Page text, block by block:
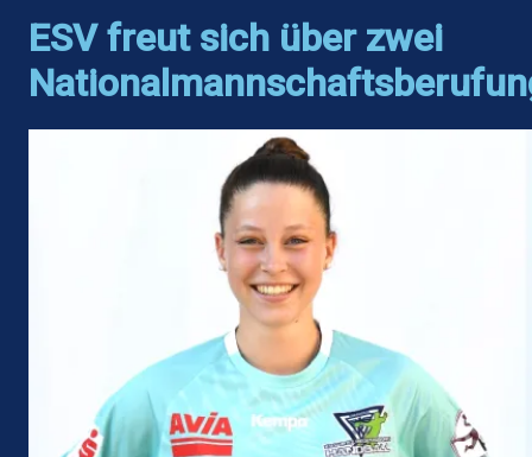
ESV freut sich über zwei